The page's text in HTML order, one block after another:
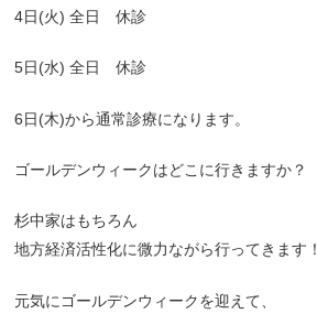
4日(火) 全日 休診
5日(水) 全日 休診
6日(木)から通常診療になります。
ゴールデンウィークはどこに行きますか？
杉中家はもちろん
地方経済活性化に微力ながら行ってきます！
元気にゴールデンウィークを迎えて、